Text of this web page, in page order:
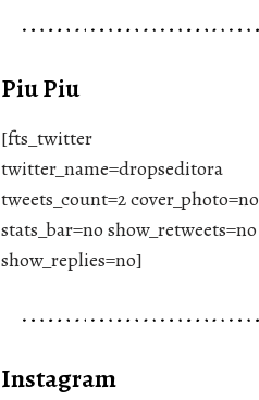
Piu Piu
[fts_twitter
twitter_name=dropseditora
tweets_count=2 cover_photo=no
stats_bar=no show_retweets=no
show_replies=no]
Instagram